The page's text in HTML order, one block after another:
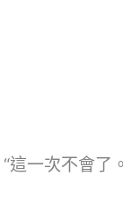
一次不會了